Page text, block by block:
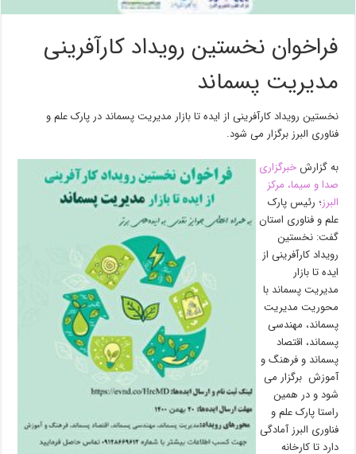
فراخوان نخستین رویداد کارآفرینی
مدیریت پسماند
نخستین رویداد کارآفرینی از ایده تا بازار مدیریت پسماند در پارک علم و
فناوری البرز برگزار می شود.
به گزارشخبرگزاری
صدا و سیما، مرکز
البرز؛ رئیس پارک
علم و فناوری استان
گفت: نخستین
رویداد کارآفرینی از
ایده تا بازار
مدیریت پسماند با
محوریت مدیریت
پسماند، مهندسی
پسماند، اقتصاد
پسماند و فرهنگ و
آموزش برگزار می
شود و در همین
راستا پارک علم و
فناوری البرز آمادگی
دارد تا کارخانه